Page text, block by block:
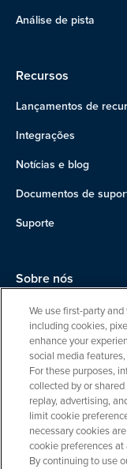
Análise de pista
Recursos
Lançamentos de
Integrações
Notícias e blog
Documentos de
Suporte
Sobre nós
Equipe
Carreiras
Entre em contato
We use first-party
including cookies,
enhance your
social media
For these purposes,
collected by or
replay, advertising,
limit cookie
necessary cookies
cookie preferences
By continuing to use